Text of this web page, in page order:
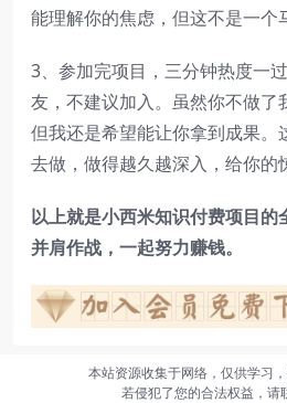
能理解你的焦虑，但这不是一个
3、参加完项目，三分钟热度一
友，不建议加入。虽然你不做了
但我还是希望能让你拿到成果。
去做，做得越久越深入，给你的
以上就是小西米知识付费项目的
并肩作战 ， 一起努力赚钱。
本站资源收集于网络，仅供学习
若侵犯了您的合法权益，请